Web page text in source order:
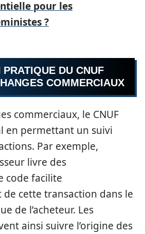
pour les
?
DU CNUF
COMMERCIAUX
commerciaux, le CNUF
en permettant un suivi
Par exemple,
livre des
code facilite
de cette transaction dans le
de l’acheteur. Les
ainsi suivre l’origine des